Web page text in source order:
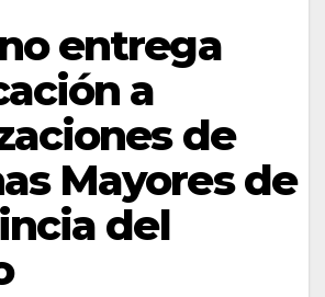
entrega
a
de
Mayores de
del